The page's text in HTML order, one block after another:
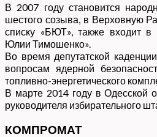
В 2007 году становится
шестого созыва, в Верховную
списку «БЮТ», также входит в
Юлии Тимошенко».
Во время депутатской
вопросам ядерной
топливно-энергетического
В марте 2014 году в Одесской
руководителя избирательного
КОМПРОМАТ